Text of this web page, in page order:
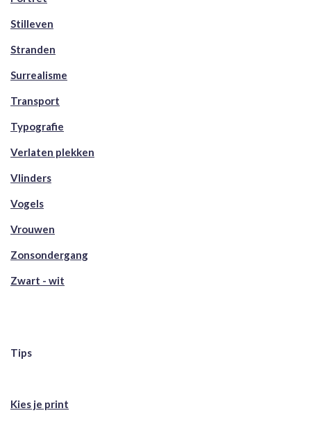
Stilleven
Stranden
Surrealisme
Transport
Typografie
Verlaten plekken
Vlinders
Vogels
Vrouwen
Zonsondergang
Zwart - wit
Tips
Kies je print